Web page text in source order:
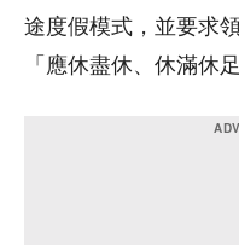
途度假模式，並要求
「應休盡休、休滿休足